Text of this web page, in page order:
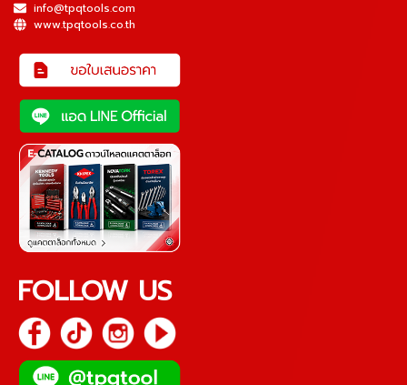
info@tpqtools.com
www.tpqtools.co.th
FOLLOW US